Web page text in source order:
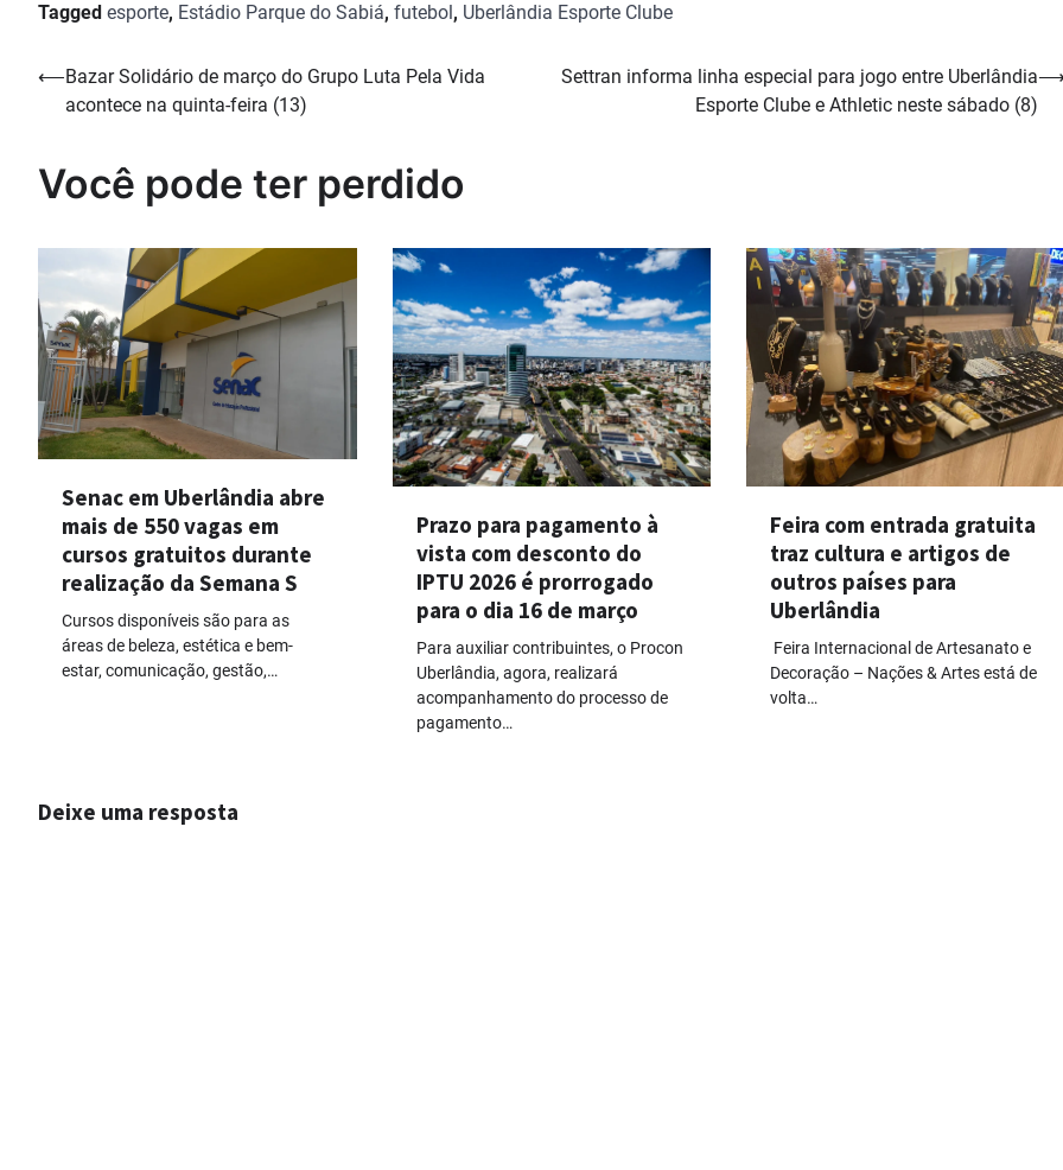
Tagged esporte, Estádio Parque do Sabiá, futebol, Uberlândia Esporte Clube
Navegação
⟵Bazar Solidário de março do Grupo Luta Pela Vida
acontece na quinta-feira (13)
Settran informa linha especial para jogo entre Uberlândia
Esporte Clube e Athletic neste sábado (8)
Você pode ter perdido
Senac em Uberlândia abre
mais de 550 vagas em
cursos gratuitos durante
realização da Semana S
Cursos disponíveis são para as
áreas de beleza, estética e bem-
estar, comunicação, gestão,…
Prazo para pagamento à
vista com desconto do
IPTU 2026 é prorrogado
para o dia 16 de março
Para auxiliar contribuintes, o Procon
Uberlândia, agora, realizará
acompanhamento do processo de
pagamento…
Feira com entrada gratuita
traz cultura e artigos de
outros países para
Uberlândia
Feira Internacional de Artesanato e
Decoração – Nações & Artes está de
volta…
Deixe uma resposta